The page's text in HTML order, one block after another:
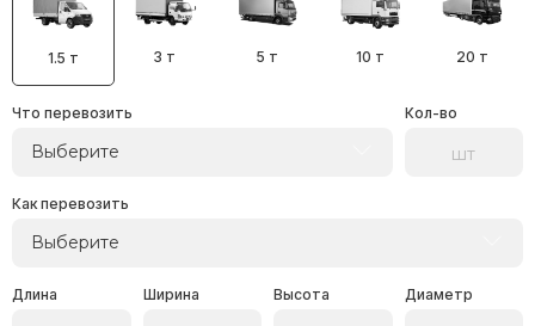
1.5 т 3 т 5 т 10 т 20 т
Что перевозить
Выберите
Кол-во
Как перевозить
Выберите
Длина Ширина Высота Диаметр